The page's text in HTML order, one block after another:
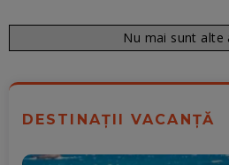
Nu mai sunt alte
DESTINAȚII VACANȚĂ